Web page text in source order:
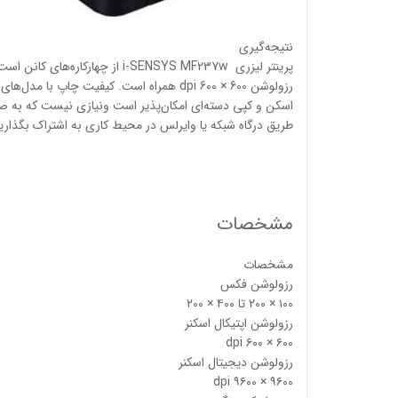
نتیجه‌گیری
طریق درگاه شبکه یا وایرلس در محیط کاری به اشتراک
مشخصات
مشخصات
رزولوشن فکس
۱۰۰ × ۲۰۰ تا ۴۰۰ × ۲۰۰
رزولوشن اپتیکال اسکنر
۶۰۰ × ۶۰۰ dpi
رزولوشن دیجیتال اسکنر
۹۶۰۰ × ۹۶۰۰ dpi